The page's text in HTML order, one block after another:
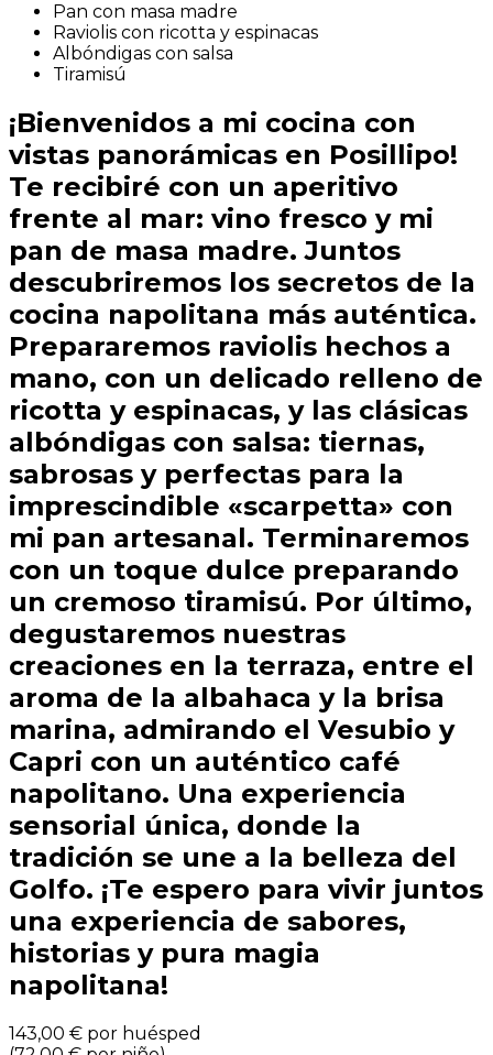
Pan con masa madre
Raviolis con ricotta y espinacas
Albóndigas con salsa
Tiramisú
¡Bienvenidos a mi cocina con
vistas panorámicas en Posillipo!
Te recibiré con un aperitivo
frente al mar: vino fresco y mi
pan de masa madre. Juntos
descubriremos los secretos de la
cocina napolitana más auténtica.
Prepararemos raviolis hechos a
mano, con un delicado relleno de
ricotta y espinacas, y las clásicas
albóndigas con salsa: tiernas,
sabrosas y perfectas para la
imprescindible «scarpetta» con
mi pan artesanal. Terminaremos
con un toque dulce preparando
un cremoso tiramisú. Por último,
degustaremos nuestras
creaciones en la terraza, entre el
aroma de la albahaca y la brisa
marina, admirando el Vesubio y
Capri con un auténtico café
napolitano. Una experiencia
sensorial única, donde la
tradición se une a la belleza del
Golfo. ¡Te espero para vivir juntos
una experiencia de sabores,
historias y pura magia
napolitana!
143,00 € por huésped